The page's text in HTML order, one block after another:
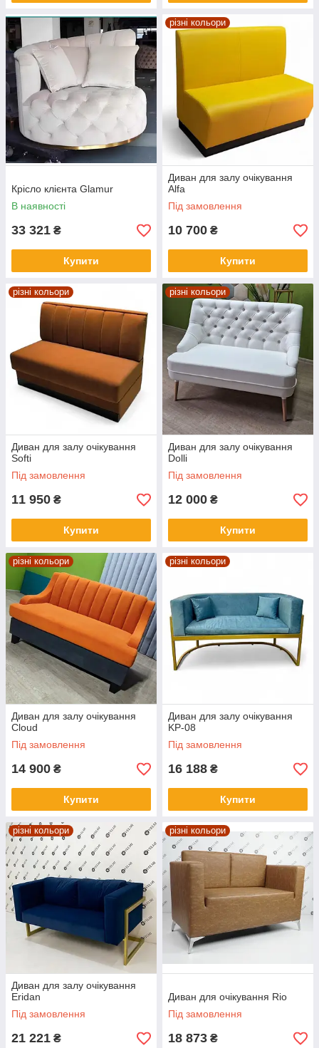
Крісло клієнта Glamur
В наявності
33 321 ₴
Купити
різні кольори
Диван для залу очікування
Alfa
Під замовлення
10 700 ₴
Купити
різні кольори
Диван для залу очікування
Softi
Під замовлення
11 950 ₴
Купити
різні кольори
Диван для залу очікування
Dolli
Під замовлення
12 000 ₴
Купити
різні кольори
Диван для залу очікування
Cloud
Під замовлення
14 900 ₴
Купити
різні кольори
Диван для залу очікування
KP-08
Під замовлення
16 188 ₴
Купити
різні кольори
Диван для залу очікування
Eridan
Під замовлення
21 221 ₴
різні кольори
Диван для очікування Rio
Під замовлення
18 873 ₴